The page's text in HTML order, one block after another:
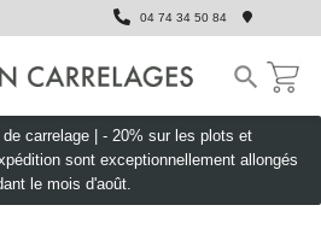
04 74 34 50 84

carrelage | - 20% sur les plots et
sont exceptionnellement allongés
le mois d'août.